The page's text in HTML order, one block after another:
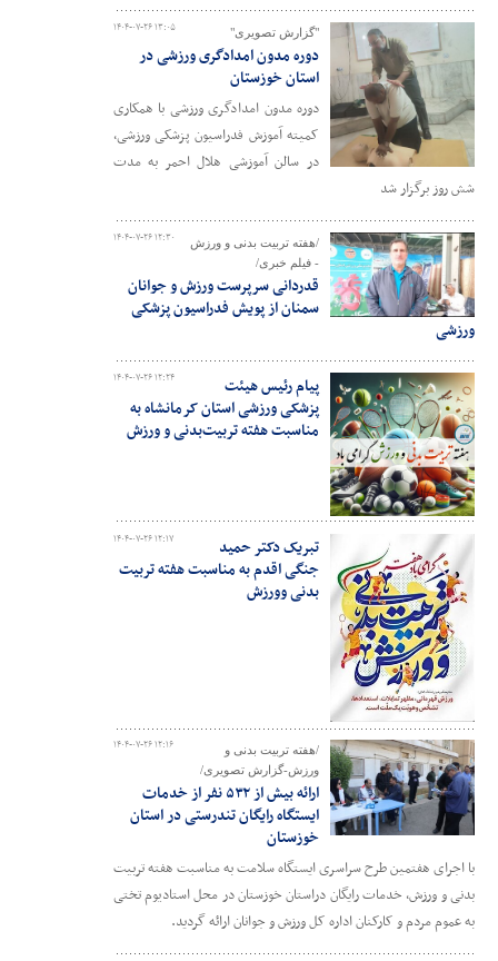
۱۴۰۴-۰۷-۲۶ ۱۳:۰۵ "گزارش تصویری"
دوره مدون امدادگری ورزشی در
استان خوزستان
دوره مدون امدادگری ورزشی با همکاری
کمیته آموزش فدراسیون پزشکی ورزشی،
در سالن آموزشی هلال احمر به مدت
شش روز برگزار شد
۱۴۰۴-۰۷-۲۶ ۱۲:۳۰
/هفته تربیت بدنی و ورزش
- فیلم خبری/
قدردانی سرپرست ورزش و جوانان
سمنان از پویش فدراسیون پزشکی
ورزشی
۱۴۰۴-۰۷-۲۶ ۱۲:۲۴
پیام رئیس هیئت
پزشکی ورزشی استان کرمانشاه به
مناسبت هفته تربیت‌بدنی و ورزش
۱۴۰۴-۰۷-۲۶ ۱۲:۱۷
تبریک دکتر حمید
جنگی اقدم به مناسبت هفته تربیت
بدنی وورزش
۱۴۰۴-۰۷-۲۶ ۱۲:۱۶
/هفته تربیت بدنی و
ورزش-گزارش تصویری/
ارائه بیش از ۵۳۲ نفر از خدمات
ایستگاه رایگان تندرستی در استان
خوزستان
با اجرای هفتمین طرح سراسری ایستگاه سلامت به مناسبت هفته تربیت
بدنی و ورزش، خدمات رایگان دراستان خوزستان در محل استادیوم تختی
به عموم مردم و کارکنان اداره کل ورزش و جوانان ارائه گردید.